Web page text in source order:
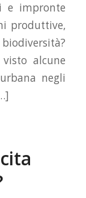
e impronte
produttive,
alcune
negli